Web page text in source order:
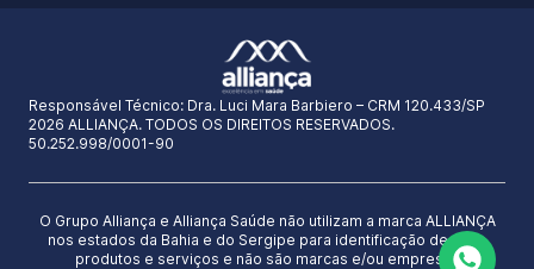
Responsável Técnico: Dra. Luci Mara Barbiero – CRM 120.433/SP
2026 ALLIANÇA. TODOS OS DIREITOS RESERVADOS.
50.252.998/0001-90
O Grupo Alliança e Alliança Saúde não utilizam a marca ALLIANÇA
nos estados da Bahia e do Sergipe para identificação de seus
produtos e serviços e não são marcas e/ou empresas